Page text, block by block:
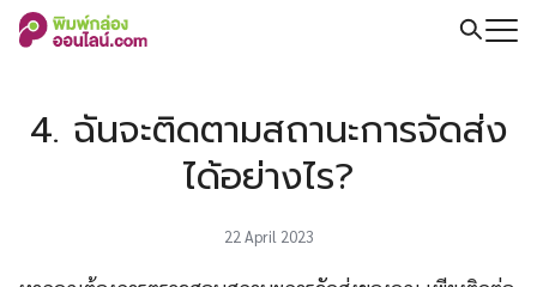
Skip
4. ฉันจะติดตามสถานะการจัดส่ง
ได้อย่างไร?
22 April 2023